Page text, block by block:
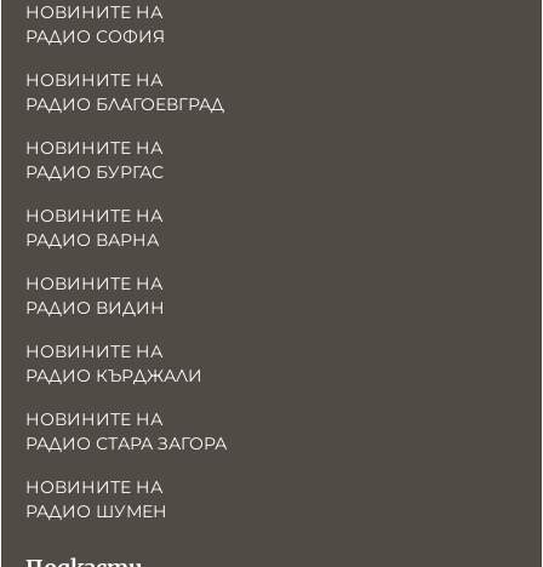
НОВИНИТЕ НА
РАДИО СОФИЯ
НОВИНИТЕ НА
РАДИО БЛАГОЕВГРАД
НОВИНИТЕ НА
РАДИО БУРГАС
НОВИНИТЕ НА
РАДИО ВАРНА
НОВИНИТЕ НА
РАДИО ВИДИН
НОВИНИТЕ НА
РАДИО КЪРДЖАЛИ
НОВИНИТЕ НА
РАДИО СТАРА ЗАГОРА
НОВИНИТЕ НА
РАДИО ШУМЕН